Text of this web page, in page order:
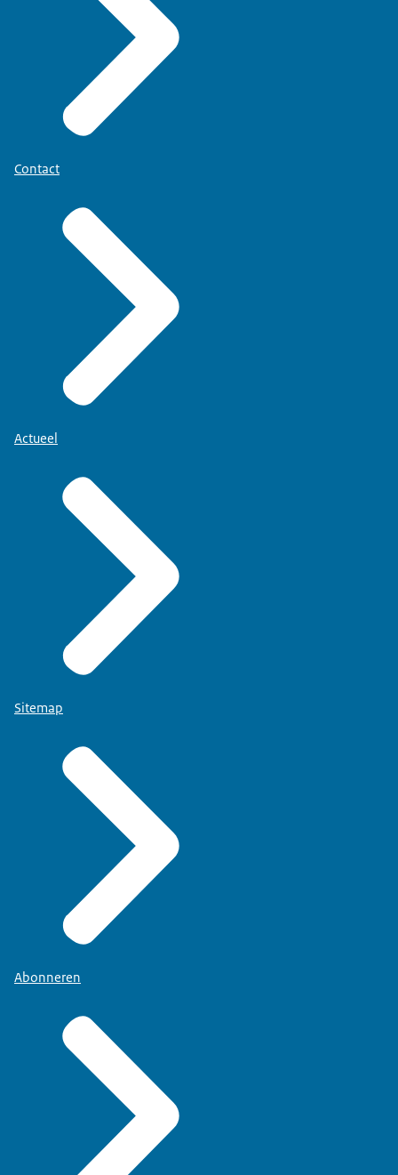
Contact
Actueel
Sitemap
Abonneren